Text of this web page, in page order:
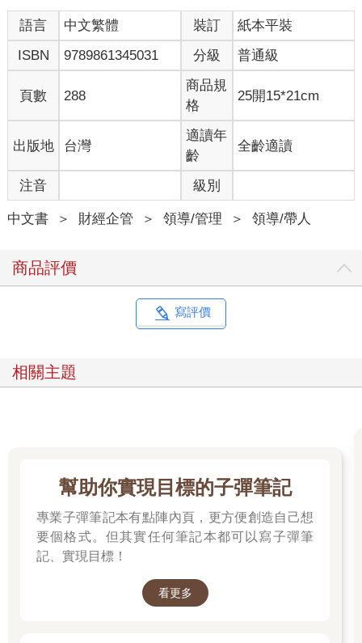
是說，這些人擁有豐富的管理經驗，可以說是閱人無數，不難想
像他們對自己的看人眼光很有自信。
有趣的是，即便如此，聽到有科學方法可以增進這方面的能力，
他們還是想學。
我想說的是，這些人已經是社會上的成功人士，但幾乎所有人都
對於提升「看人眼光」這件事高度關心。
更不用說還在這條道路上精進的人了。
或許只是因為人們很難自信滿滿地斷言「我不需要」。但這份需
求對於我寫這本書仍是很大的鼓勵。
在這份問卷中，人們回答想提升自己看人眼光的理由，也正是我
想透過這本書解決的問題。
‧想擁有面試時能看出最佳人選的鑑別力。
‧打考績都是憑感覺，談不上科學性和再現性。
‧跑業務的時候，希望能早點發現那些再繼續追下去也不會有結果
的客戶。
‧曾經被信任的人騙了一大筆錢。
‧曾經判斷錯誤，沒事先篩選掉有反社會人格的人。
‧已經連續三個員工捲入工作以外的糾紛，實在很煩惱到底要怎麼
看透人性。
述相關想法與技術。
「看人的眼光」可以鍛鍊嗎？
回到開頭詢問大家的問題：
「你有看人的眼光嗎？」
「你想提升這方面的能力嗎？」
語言 中文繁體 裝訂
紙本平裝
ISBN
9789861345031 分級 普通級
頁數 288
商品規
格
25開15*21cm
出版地 台灣
適讀年
齡
全齡適讀
注音 級別
中文書 ＞ 財經企管 ＞ 領導/管理 ＞ 領導/帶人
商品評價
寫評價
相關主題
幫助你實現目標的子彈筆記
專業子彈筆記本有點陣內頁，更方便創造自己想
要個格式。但其實任何筆記本都可以寫子彈筆
記、實現目標！
看更多